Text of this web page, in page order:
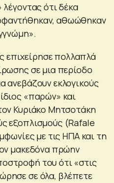
ότι δέκα
αθωώθηκαν
πολλαπλά
σε μια περίοδο
ανεβάζουν εκλογικούς
«παρών» και
Κυριάκο Μητσοτάκη
εξοπλισμούς (Rafale
με τις ΗΠΑ και τη
μακεδόνα πρώην
του ότι «στις
σε όλα, βλέπετε